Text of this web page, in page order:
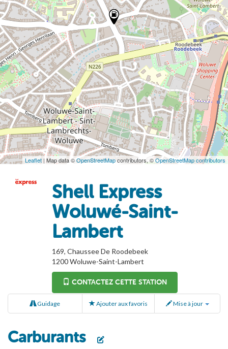
Leaflet| Map data ©OpenStreetMapcontributors, ©OpenStreetMap contributors
Shell Express
Woluwé-Saint-
Lambert
169, Chaussee De Roodebeek
1200Woluwe-Saint-Lambert
CONTACTEZ CETTE STATION
Guidage Ajouter aux favoris Mise à jour
Carburants